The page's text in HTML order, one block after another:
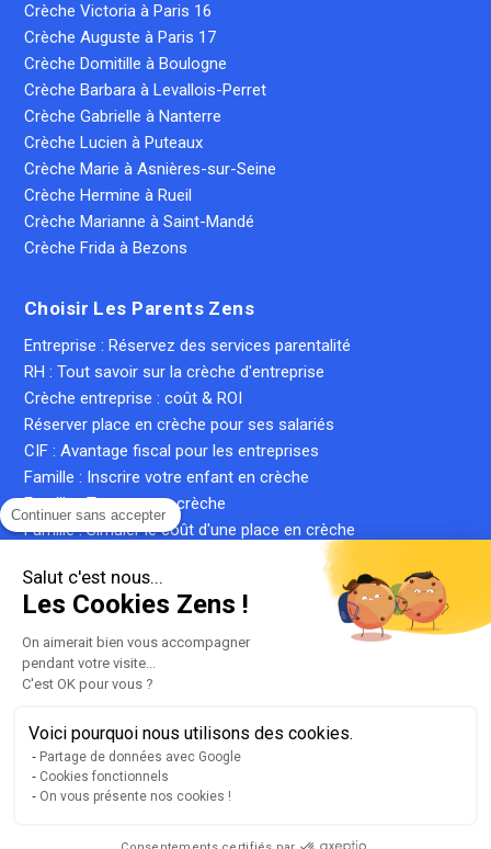
Continuer sans accepter
Salut c'est nous...
Les Cookies Zens !
On aimerait bien vous accompagner
pendant votre visite...
C'est OK pour vous ?
Voici pourquoi nous utilisons des cookies.
Partage de données avec Google
Cookies fonctionnels
On vous présente nos cookies !
Crèche Victoria à Paris 16
Crèche Auguste à Paris 17
Crèche Domitille à Boulogne
Crèche Barbara à Levallois-Perret
Crèche Gabrielle à Nanterre
Crèche Lucien à Puteaux
Crèche Marie à Asnières-sur-Seine
Crèche Hermine à Rueil
Crèche Marianne à Saint-Mandé
Crèche Frida à Bezons
Choisir Les Parents Zens
Entreprise : Réservez des services parentalité
RH : Tout savoir sur la crèche d'entreprise
Crèche entreprise : coût & ROI
Réserver place en crèche pour ses salariés
CIF : Avantage fiscal pour les entreprises
Famille : Inscrire votre enfant en crèche
Famille : Trouver une crèche
Famille : Simuler le coût d'une place en crèche
Qu'est-ce qu'une crèche privée ?
Qu'est-ce qu'une micro-crèche ?
Liste de nos crèches
llms.txt
Mentions légales
Conditions générales d'utilisation